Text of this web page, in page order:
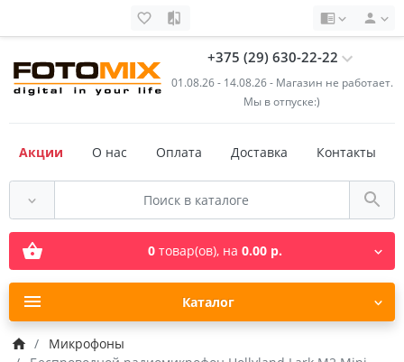
+375 (29) 630-22-22
01.08.26 - 14.08.26 - Магазин не работает.
Мы в отпуске:)
Акции О нас Оплата Доставка Контакты
0товар(ов), на 0.00 р.
Каталог
Микрофоны